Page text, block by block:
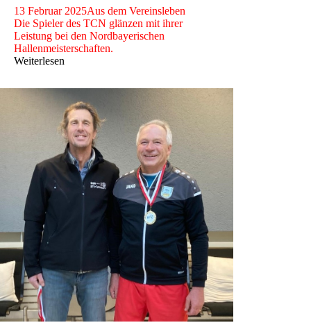
13 Februar 2025Aus dem Vereinsleben
Die Spieler des TCN glänzen mit ihrer
Leistung bei den Nordbayerischen
Hallenmeisterschaften.
Weiterlesen